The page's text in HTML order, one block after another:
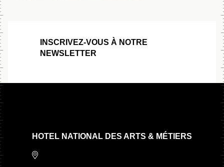
INSCRIVEZ-VOUS À NOTRE
NEWSLETTER
HOTEL NATIONAL DES ARTS & MÉTIERS